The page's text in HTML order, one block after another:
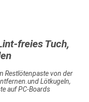
freies Tuch,
Restlötenpaste von der
Lötkugeln,
auf PC-Boards